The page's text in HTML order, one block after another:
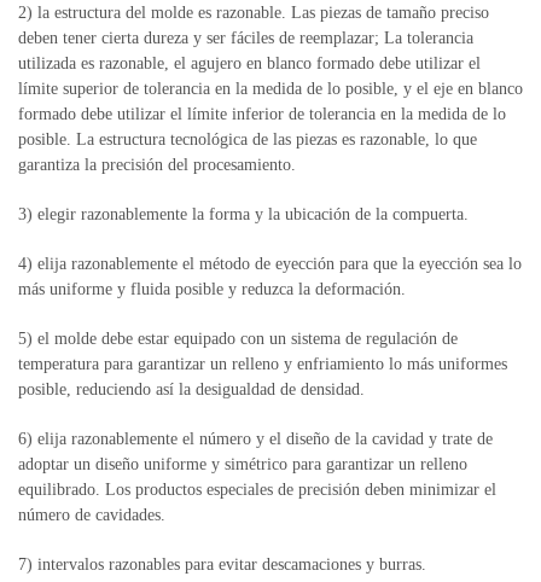
2) la estructura del molde es razonable. Las piezas de tamaño preciso
deben tener cierta dureza y ser fáciles de reemplazar; La tolerancia
utilizada es razonable, el agujero en blanco formado debe utilizar el
límite superior de tolerancia en la medida de lo posible, y el eje en blanco
formado debe utilizar el límite inferior de tolerancia en la medida de lo
posible. La estructura tecnológica de las piezas es razonable, lo que
garantiza la precisión del procesamiento.
3) elegir razonablemente la forma y la ubicación de la compuerta.
4) elija razonablemente el método de eyección para que la eyección sea lo
más uniforme y fluida posible y reduzca la deformación.
5) el molde debe estar equipado con un sistema de regulación de
temperatura para garantizar un relleno y enfriamiento lo más uniformes
posible, reduciendo así la desigualdad de densidad.
6) elija razonablemente el número y el diseño de la cavidad y trate de
adoptar un diseño uniforme y simétrico para garantizar un relleno
equilibrado. Los productos especiales de precisión deben minimizar el
número de cavidades.
7) intervalos razonables para evitar descamaciones y burras.